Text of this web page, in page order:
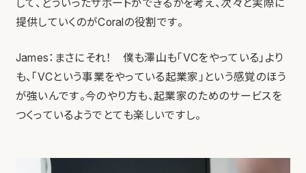
して、どういったサポートができるかを考え、次々と実際に
提供していくのがCoralの役割です。
James：まさにそれ！ 僕も澤山も「VCをやっている」より
も、「VCという事業をやっている起業家」という感覚のほう
が強いんです。今のやり方も、起業家のためのサービスを
つくっているようでとても楽しいですし。